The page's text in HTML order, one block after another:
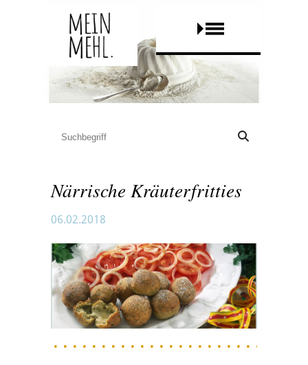
Närrische Kräuterfritties
06.02.2018